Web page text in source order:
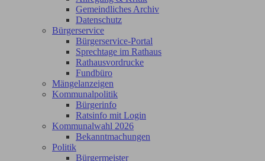
Gemeindliches Archiv
Datenschutz
Bürgerservice
Bürgerservice-Portal
Sprechtage im Rathaus
Rathausvordrucke
Fundbüro
Mängelanzeigen
Kommunalpolitik
Bürgerinfo
Ratsinfo mit Login
Kommunalwahl 2026
Bekanntmachungen
Politik
Bürgermeister